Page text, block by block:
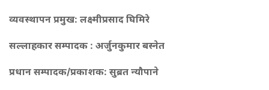
व्यवस्थापन प्रमुख: लक्ष्मीप्रसाद घिमिरे
सल्लाहकार सम्पादक : अर्जुनकुमार बस्नेत
प्रधान सम्पादक/प्रकाशक: सुब्रत न्यौपाने